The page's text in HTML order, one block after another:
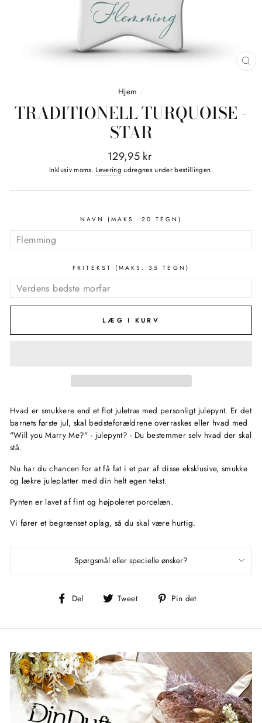
Hjem /
TRADITIONELL TURQUOISE -
STAR
Normalpris
129,95 kr
Inklusiv moms. Levering udregnes under bestillingen.
NAVN (MAKS. 20 TEGN)
FRITEKST (MAKS. 35 TEGN)
LÆG I KURV
Hvad er smukkere end et flot juletræ med personligt julepynt. Er det
barnets første jul, skal bedsteforældrene overraskes eller hvad med
"Will you Marry Me?" - julepynt? - Du bestemmer selv hvad der skal
stå.
Nu har du chancen for at få fat i et par af disse eksklusive, smukke
og lækre juleplatter med din helt egen tekst.
Pynten er lavet af fint og højpoleret porcelæn.
Vi fører et begrænset oplag, så du skal være hurtig.
Spørgsmål eller specielle ønsker?
Del
Del
Tweet
Tweet Pin det